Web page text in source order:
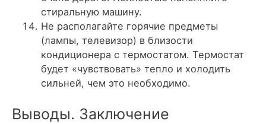
стиральную машину.
Не располагайте горячие предметы
(лампы, телевизор) в близости
кондиционера с термостатом. Термостат
будет «чувствовать» тепло и холодить
сильней, чем это необходимо.
Выводы. Заключение